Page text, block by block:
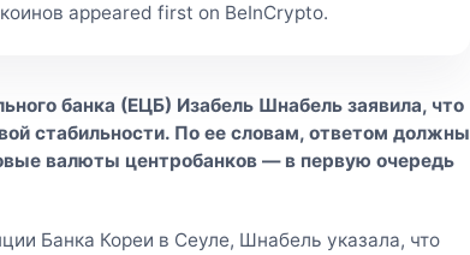
appeared first on BeInCrypto.
банка (ЕЦБ) Изабель Шнабель заявила, что
стабильности. По ее словам, ответом должны
валюты центробанков — в первую очередь
Банка Кореи в Сеуле, Шнабель указала, что